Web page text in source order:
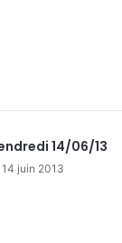
14/06/13
14 juin 2013